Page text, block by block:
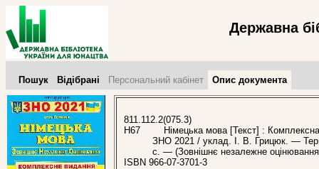
Державна
Пошук Відібрані Персональний кабінет Опис документа
811.112.2(075.3)
Н67
Німецька мова [Текст] :
ЗНО 2021 / уклад. І. В. Грицюк. —
с. — (Зовнішнє незалежне
ISBN 966-07-3701-3